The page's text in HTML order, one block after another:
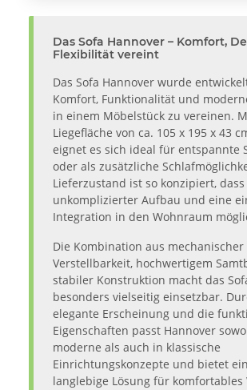
Das Sofa Hannover – Komfort,
Flexibilität vereint
Das Sofa Hannover wurde
Komfort, Funktionalität und
in einem Möbelstück zu vereinen.
Liegefläche von ca. 105 x 195 x 43
eignet es sich ideal für entspannte
oder als zusätzliche
Lieferzustand ist so konzipiert,
unkomplizierter Aufbau und eine
Integration in den Wohnraum
Die Kombination aus mechanischer
Verstellbarkeit, hochwertigem
stabiler Konstruktion macht das
besonders vielseitig einsetzbar.
elegante Erscheinung und die
Eigenschaften passt Hannover
moderne als auch in klassische
Einrichtungskonzepte und bietet
langlebige Lösung für komfortables